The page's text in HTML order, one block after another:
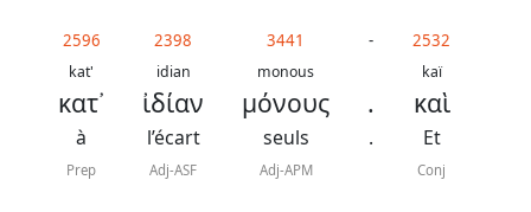
2596
kat'
κατ᾿
à
Prep
2398
idian
ἰδίαν
l’écart
Adj-ASF
3441
monous
μόνους
seuls
Adj-APM
-
.
.
2532
kaï
καὶ
Et
Conj
Participer
coûts